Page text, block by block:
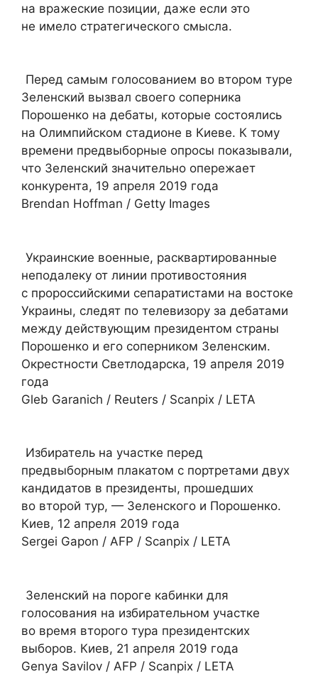
на вражеские позиции, даже если это
не имело стратегического смысла.
Перед самым голосованием во втором туре
Зеленский вызвал своего соперника
Порошенко на дебаты, которые состоялись
на Олимпийском стадионе в Киеве. К тому
времени предвыборные опросы показывали,
что Зеленский значительно опережает
конкурента, 19 апреля 2019 года
Brendan Hoffman / Getty Images
Украинские военные, расквартированные
неподалеку от линии противостояния
с пророссийскими сепаратистами на востоке
Украины, следят по телевизору за дебатами
между действующим президентом страны
Порошенко и его соперником Зеленским.
Окрестности Светлодарска, 19 апреля 2019
года
Gleb Garanich / Reuters / Scanpix / LETA
Избиратель на участке перед
предвыборным плакатом с портретами двух
кандидатов в президенты, прошедших
во второй тур, — Зеленского и Порошенко.
Киев, 12 апреля 2019 года
Sergei Gapon / AFP / Scanpix / LETA
Зеленский на пороге кабинки для
голосования на избирательном участке
во время второго тура президентских
выборов. Киев, 21 апреля 2019 года
Genya Savilov / AFP / Scanpix / LETA